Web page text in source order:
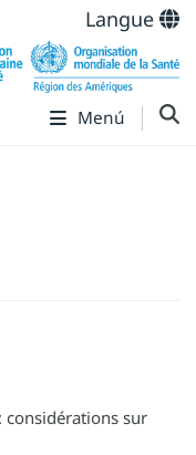
Langue
Menú
considérations sur